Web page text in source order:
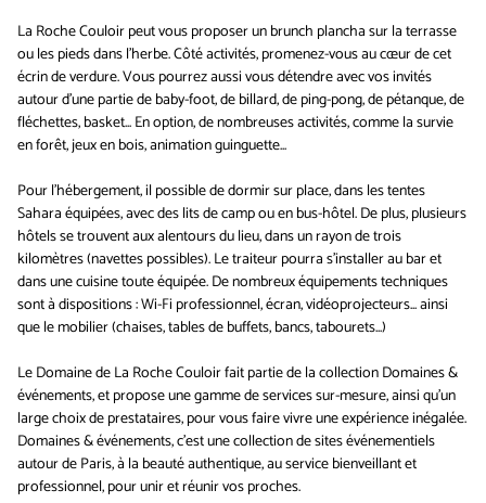
La Roche Couloir peut vous proposer un brunch plancha sur la terrasse
ou les pieds dans l’herbe. Côté activités, promenez-vous au cœur de cet
écrin de verdure. Vous pourrez aussi vous détendre avec vos invités
autour d’une partie de baby-foot, de billard, de ping-pong, de pétanque, de
fléchettes, basket... En option, de nombreuses activités, comme la survie
en forêt, jeux en bois, animation guinguette...
Pour l'hébergement, il possible de dormir sur place, dans les tentes
Sahara équipées, avec des lits de camp ou en bus-hôtel. De plus, plusieurs
hôtels se trouvent aux alentours du lieu, dans un rayon de trois
kilomètres (navettes possibles). Le traiteur pourra s’installer au bar et
dans une cuisine toute équipée. De nombreux équipements techniques
sont à dispositions : Wi-Fi professionnel, écran, vidéoprojecteurs... ainsi
que le mobilier (chaises, tables de buffets, bancs, tabourets...)
Le Domaine de La Roche Couloir fait partie de la collection Domaines &
événements, et propose une gamme de services sur-mesure, ainsi qu'un
large choix de prestataires, pour vous faire vivre une expérience inégalée.
Domaines & événements, c'est une collection de sites événementiels
autour de Paris, à la beauté authentique, au service bienveillant et
professionnel, pour unir et réunir vos proches.